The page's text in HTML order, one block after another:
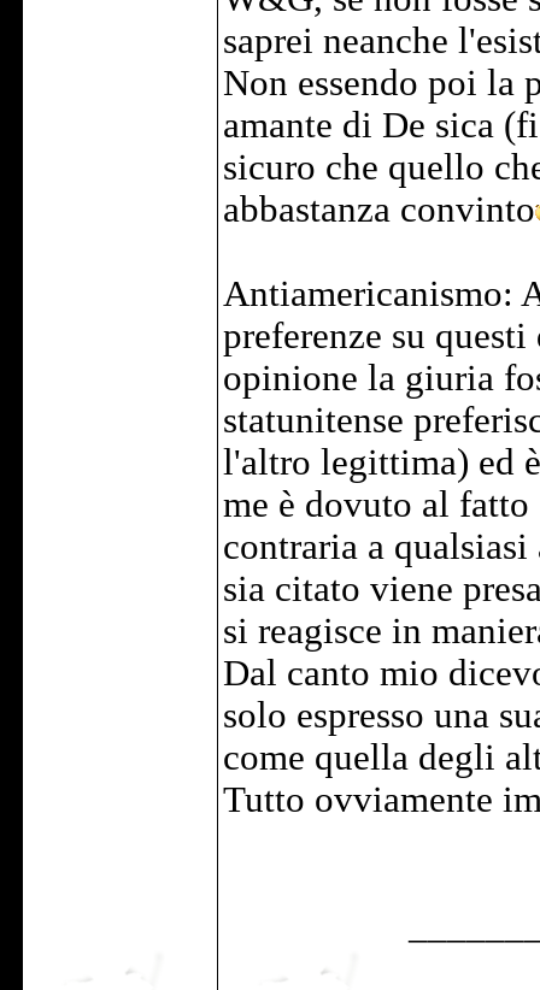
saprei neanche
Non essendo poi la
amante di De sica
sicuro che quello
abbastanza convinto
Antiamericanismo:
preferenze su
opinione la giuria
statunitense
l'altro legittima) ed
me è dovuto al
contraria a
sia citato viene
si reagisce in
Dal canto mio
solo espresso una
come quella degli
Tutto ovviamente